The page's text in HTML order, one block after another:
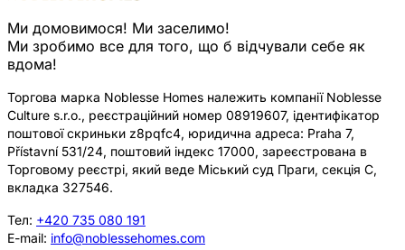
Ми домовимося! Ми заселимо!
Ми зробимо все для того, що б відчували себе як
вдома!
Торгова марка Noblesse Homes належить компанії Noblesse
Culture s.r.o., реєстраційний номер 08919607, ідентифікатор
поштової скриньки z8pqfc4, юридична адреса: Praha 7,
Přístavní 531/24, поштовий індекс 17000, зареєстрована в
Торговому реєстрі, який веде Міський суд Праги, секція C,
вкладка 327546.
Тел: +420 735 080 191
E-mail: info@noblessehomes.com